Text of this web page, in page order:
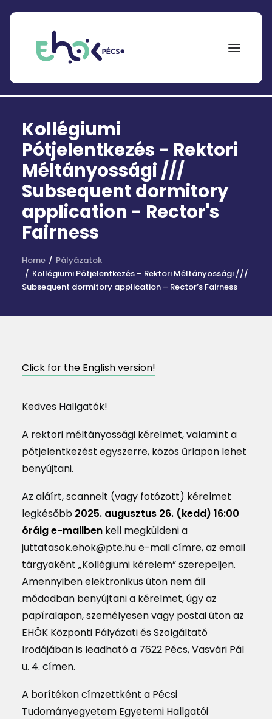
NEPTUN
Search
for:
EHÖK
ÖSZTÖNDÍJAK
PÁLYÁZATOK
HÍREK
MAGAZIN
DOKUMENTUMTÁR
HU
Kollégiumi
Pótjelentkezés - Rektori
Méltányossági ///
Subsequent dormitory
application - Rector's
Fairness
Home
Pályázatok
Kollégiumi Pótjelentkezés – Rektori Méltányossági ///
Subsequent dormitory application – Rector’s Fairness
Click for the English version!
Kedves Hallgatók!
A rektori méltányossági kérelmet, valamint a
pótjelentkezést egyszerre, közös űrlapon lehet
benyújtani.
Az aláírt, scannelt (vagy fotózott) kérelmet
legkésőbb 2025. augusztus 26. (kedd) 16:00
óráig e-mailben kell megküldeni a
juttatasok.ehok@pte.hu e-mail címre, az email
tárgyaként „Kollégiumi kérelem” szerepeljen.
Amennyiben elektronikus úton nem áll
módodban benyújtani a kérelmet, úgy az
papíralapon, személyesen vagy postai úton az
EHÖK Központi Pályázati és Szolgáltató
Irodájában is leadható a 7622 Pécs, Vasvári Pál
u. 4. címen.
A borítékon címzettként a Pécsi
Tudományegyetem Egyetemi Hallgatói